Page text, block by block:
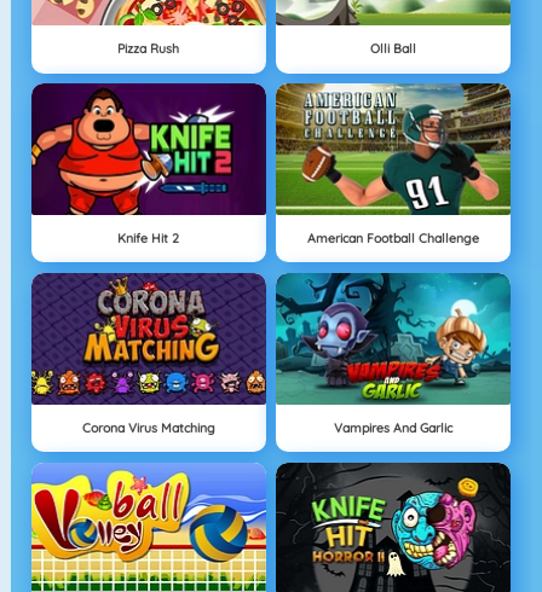
Pizza Rush Olli Ball
Knife Hit 2 American Football Challenge
Corona Virus Matching Vampires And Garlic